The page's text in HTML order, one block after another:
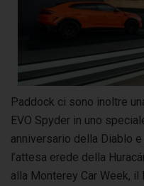
Paddock ci sono inoltre
EVO Spyder in uno
anniversario della Diablo
l’attesa erede della
alla Monterey Car Week,